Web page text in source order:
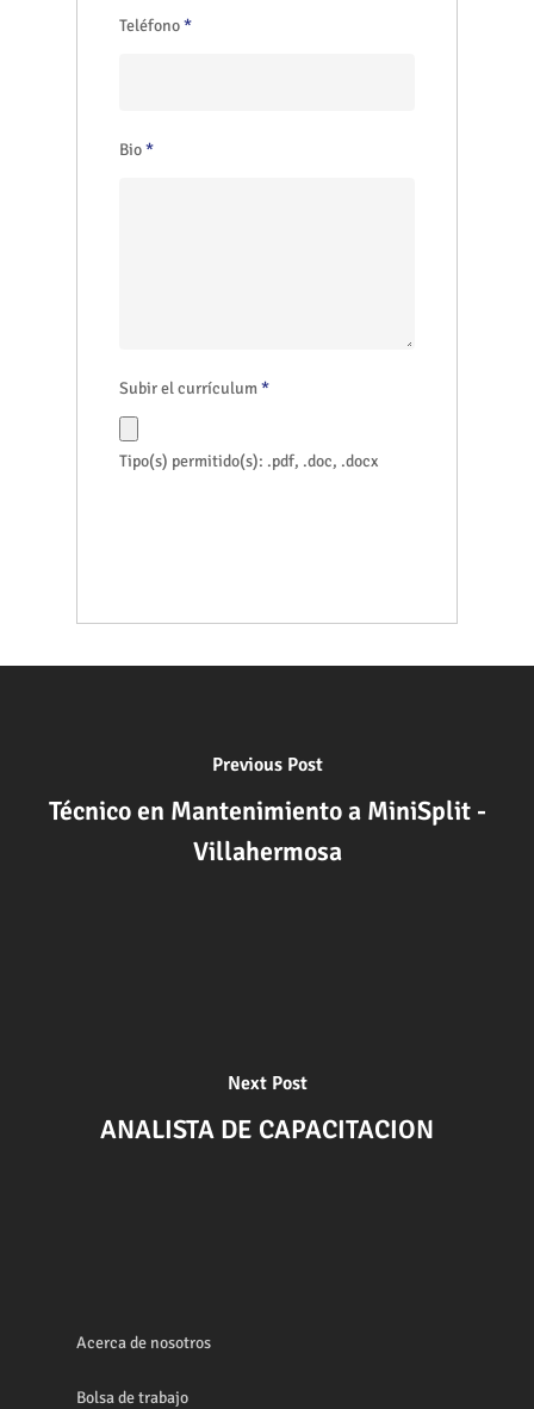
Teléfono*
Bio*
Subir el currículum*
Tipo(s) permitido(s): .pdf, .doc, .docx
Previous Post
Técnico en Mantenimiento a MiniSplit -
Villahermosa
Next Post
ANALISTA DE CAPACITACION
Acerca de nosotros
Bolsa de trabajo